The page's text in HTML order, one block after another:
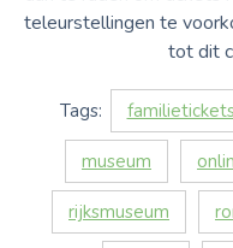
teleurstellingen te
tot dit
Tags: familietickets
museum
rijksmuseum